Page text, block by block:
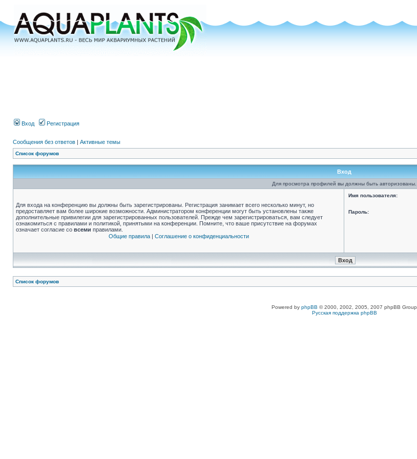
Вход Регистрация
Сообщения без ответов | Активные темы
Список форумов
Вход
Для просмотра профилей вы должны быть авторизованы.
Для входа на конференцию вы должны быть зарегистрированы. Регистрация занимает всего несколько минут, но
предоставляет вам более широкие возможности. Администратором конференции могут быть установлены также
дополнительные привилегии для зарегистрированных пользователей. Прежде чем зарегистрироваться, вам следует
ознакомиться с правилами и политикой, принятыми на конференции. Помните, что ваше присутствие на форумах
означает согласие со всеми правилами.
Общие правила| Соглашение о конфиденциальности
Имя пользователя:
Пароль:
Список форумов
Powered by phpBB © 2000, 2002, 2005, 2007 phpBB Group
Русская поддержка phpBB